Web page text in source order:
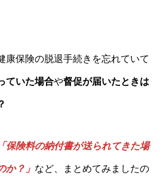
康保険の脱退手続きを忘れていて
ていた場合や督促が届いたときは
「保険料の納付書が送られてきた場
か？」 など、まとめてみましたの